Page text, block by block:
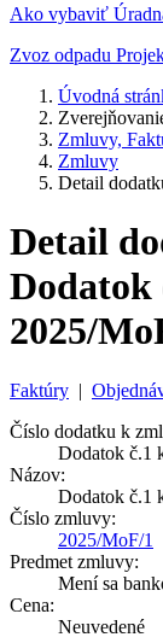
Ako vybaviť
Zvoz odpadu
Úvodná
Zmluvy,
Zmluvy
Detail
Detail
Dodatok
2025/
Faktúry |
Číslo dodatku k
Dodatok č.1
Názov:
Dodatok č.1
Číslo zmluvy:
2025/MoF/1
Predmet zmluvy:
Mení sa
Cena:
Neuvedené